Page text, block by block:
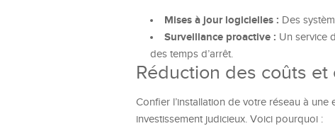
Mises à jour logicielles : Des
Surveillance proactive : Un service
des temps d’arrêt.
Réduction des coûts et
Confier l’installation de votre réseau à
investissement judicieux. Voici pourquoi :